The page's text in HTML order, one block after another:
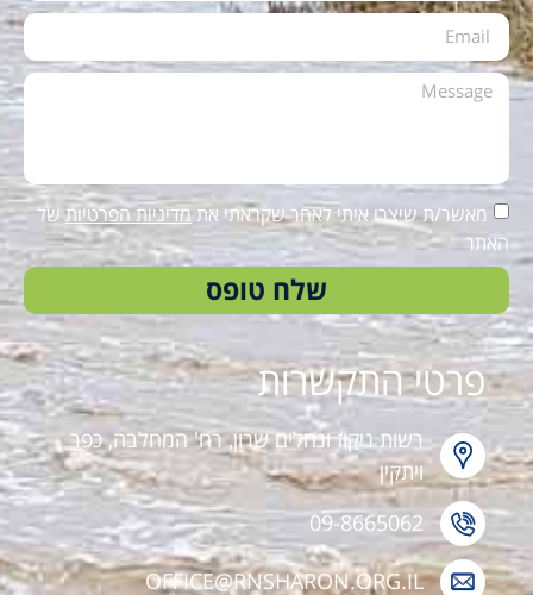
מאשר/ת שיצרו איתי לאחר שקראתי אתמדיניות הפרטיותשל
האתר
שלח טופס
פרטי התקשרות
רשות ניקוז ונחלים שרון, רח' המחלבה, כפר
ויתקין
09-8665062
OFFICE@RNSHARON.ORG.IL